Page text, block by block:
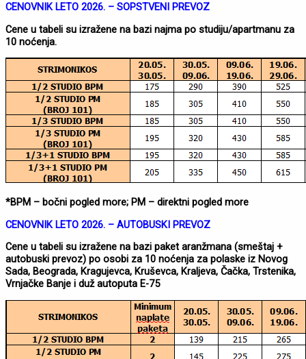
CENOVNIK LETO 2026. – SOPSTVENI PREVOZ
Cene u tabeli su izražene na bazi najma po studiju/apartmanu za
10 noćenja.
*BPM – bočni pogled more; PM – direktni pogled more
CENOVNIK LETO 2026. – AUTOBUSKI PREVOZ
Cene u tabeli su izražene na bazi paket aranžmana (smeštaj +
autobuski prevoz) po osobi za 10 noćenja za polaske iz Novog
Sada, Beograda, Kragujevca, Kruševca, Kraljeva, Čačka, Trstenika,
Vrnjačke Banje i duž autoputa E-75